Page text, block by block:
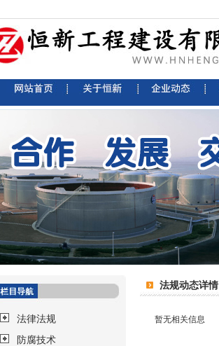
法律法规
防腐技术
法规动态详情
暂无相关信息